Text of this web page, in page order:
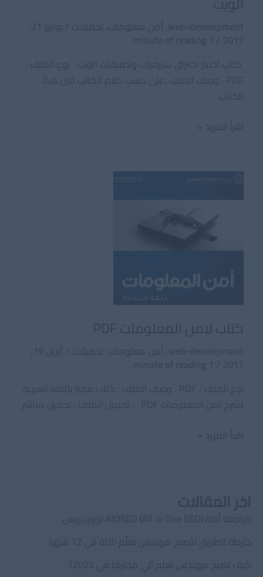
web-development
, أمن معلومات,تحميلات / يوليو 21,
2017
/
1 minute of reading
كتاب
سيرفرات
الويب
اقرأ المزيد »
كتاب لامن المعلومات PDF
web-development
, أمن معلومات,تحميلات / أبريل 19,
2017
/
1 minute of reading
كتاب
اقرأ المزيد »
مراجعة أداة AIOSEO (All in One SEO) لووردبريس
خارطة الطريق لتصبح مهندس تعلّم الآلة في 12 شهرًا
كيف تصبح مهندس تعلم آلي محترفًا في 2025؟